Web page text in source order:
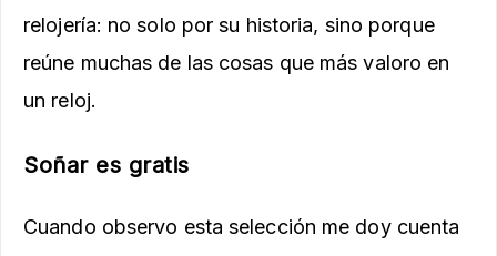
relojería: no solo por su historia, sino porque
reúne muchas de las cosas que más valoro en
un reloj.
Soñar es gratis
Cuando observo esta selección me doy cuenta